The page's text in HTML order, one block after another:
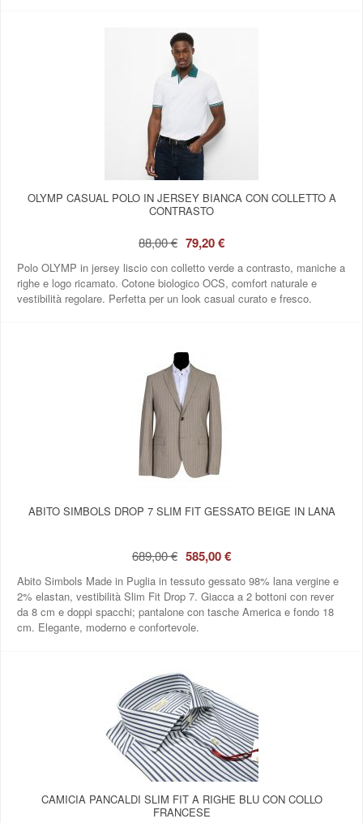
OLYMP CASUAL POLO IN JERSEY BIANCA CON COLLETTO A
CONTRASTO
88,00 € 79,20 €
Polo OLYMP in jersey liscio con colletto verde a contrasto, maniche a
righe e logo ricamato. Cotone biologico OCS, comfort naturale e
vestibilità regolare. Perfetta per un look casual curato e fresco.
ABITO SIMBOLS DROP 7 SLIM FIT GESSATO BEIGE IN LANA
689,00 € 585,00 €
Abito Simbols Made in Puglia in tessuto gessato 98% lana vergine e
2% elastan, vestibilità Slim Fit Drop 7. Giacca a 2 bottoni con rever
da 8 cm e doppi spacchi; pantalone con tasche America e fondo 18
cm. Elegante, moderno e confortevole.
CAMICIA PANCALDI SLIM FIT A RIGHE BLU CON COLLO
FRANCESE